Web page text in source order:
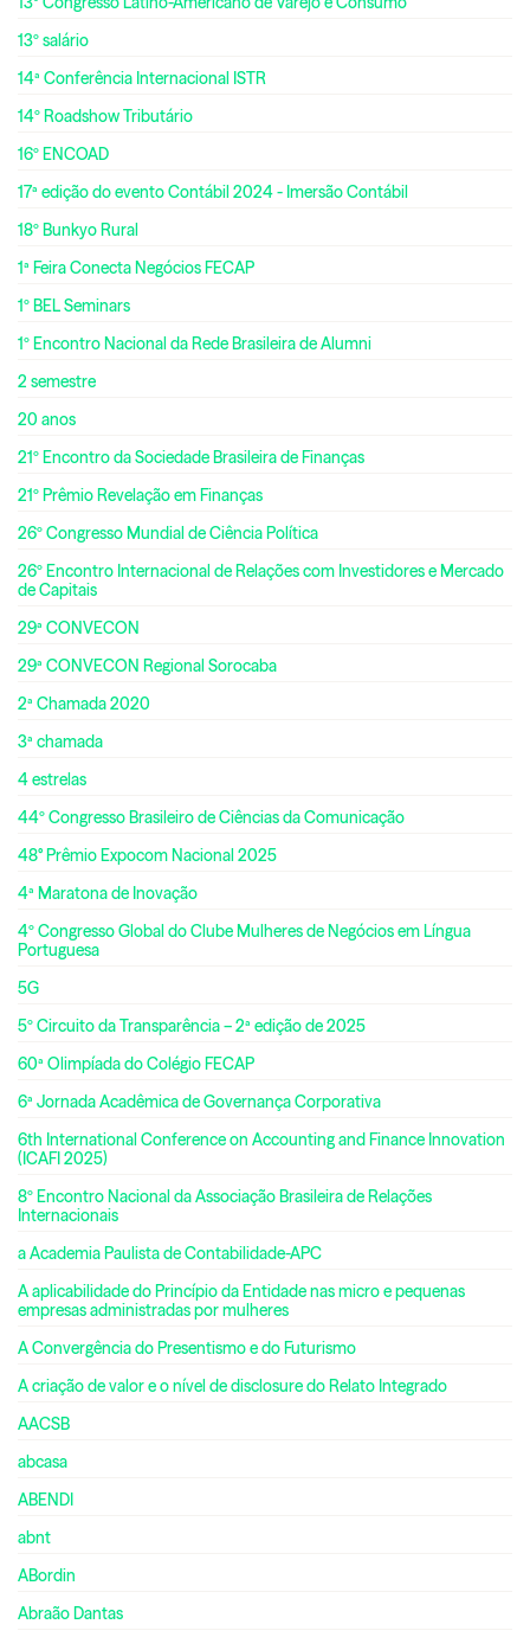
13º salário
14ª Conferência Internacional ISTR
14º Roadshow Tributário
16º ENCOAD
17ª edição do evento Contábil 2024 - Imersão Contábil
18º Bunkyo Rural
1ª Feira Conecta Negócios FECAP
1º BEL Seminars
1º Encontro Nacional da Rede Brasileira de Alumni
2 semestre
20 anos
21º Encontro da Sociedade Brasileira de Finanças
21º Prêmio Revelação em Finanças
26º Congresso Mundial de Ciência Política
26º Encontro Internacional de Relações com Investidores e Mercado
de Capitais
29ª CONVECON
29ª CONVECON Regional Sorocaba
2ª Chamada 2020
3ª chamada
4 estrelas
44º Congresso Brasileiro de Ciências da Comunicação
48° Prêmio Expocom Nacional 2025
4ª Maratona de Inovação
4º Congresso Global do Clube Mulheres de Negócios em Língua
Portuguesa
5G
5º Circuito da Transparência – 2ª edição de 2025
60ª Olimpíada do Colégio FECAP
6ª Jornada Acadêmica de Governança Corporativa
6th International Conference on Accounting and Finance Innovation
(ICAFI 2025)
8º Encontro Nacional da Associação Brasileira de Relações
Internacionais
a Academia Paulista de Contabilidade-APC
A aplicabilidade do Princípio da Entidade nas micro e pequenas
empresas administradas por mulheres
A Convergência do Presentismo e do Futurismo
A criação de valor e o nível de disclosure do Relato Integrado
AACSB
abcasa
ABENDI
abnt
ABordin
Abraão Dantas